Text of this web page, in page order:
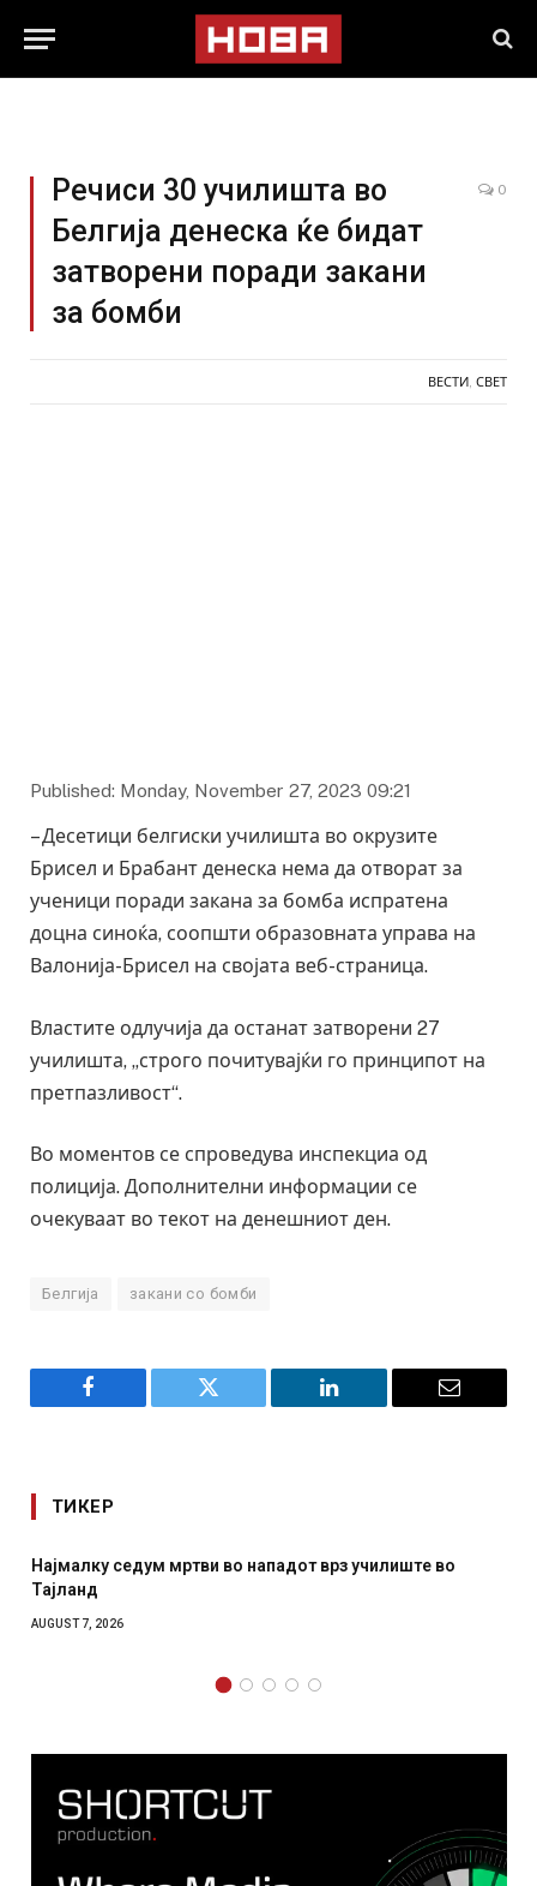
Речиси 30 училишта во
Белгија денеска ќе бидат
затворени поради закани
за бомби
0
ВЕСТИ СВЕТ
Published: Monday, November 27, 2023 09:21
– Десетици белгиски училишта во окрузите
Брисел и Брабант денеска нема да отворат за
ученици поради закана за бомба испратена
доцна синоќа, соопшти образовната управа на
Валонија-Брисел на својата веб-страница.
Властите одлучија да останат затворени 27
училишта, „строго почитувајќи го принципот на
претпазливост“.
Во моментов се спроведува инспекциа од
полиција. Дополнителни информации се
очекуваат во текот на денешниот ден.
Белгија закани со бомби
Facebook Twitter LinkedIn Email
ТИКЕР
Најмалку седум мртви во нападот врз училиште во
Тајланд
AUGUST 7, 2026